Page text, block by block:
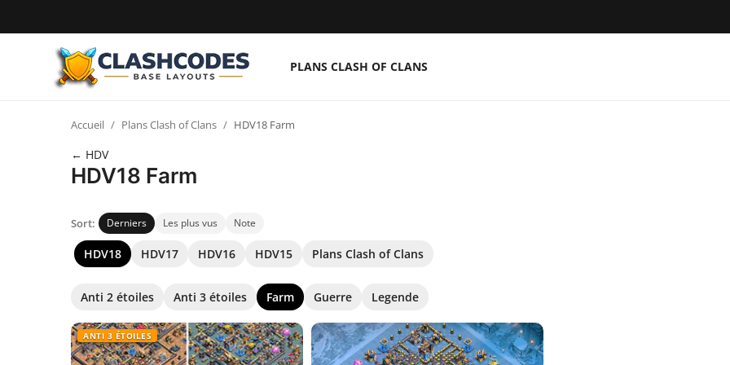
PLANS CLASH OF CLANS
Français
Accueil Plans Clash of Clans HDV18 Farm
← HDV
HDV18 Farm
Sort: Derniers Les plus vus Note
HDV18 HDV17 HDV16 HDV15 Plans Clash of Clans
Anti 2 étoiles Anti 3 étoiles Farm Guerre Legende
ANTI 3 ÉTOILES